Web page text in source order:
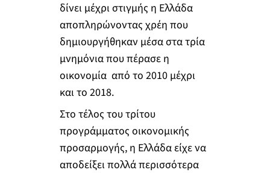
δίνει μέχρι στιγμής η Ελλάδα
αποπληρώνοντας χρέη που
δημιουργήθηκαν μέσα στα τρία
μνημόνια που πέρασε η
οικονομία από το 2010 μέχρι
και το 2018.
Στο τέλος του τρίτου
προγράμματος οικονομικής
προσαρμογής, η Ελλάδα είχε να
αποδείξει πολλά περισσότερα